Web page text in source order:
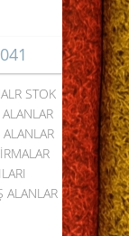
STOK
ALANLAR